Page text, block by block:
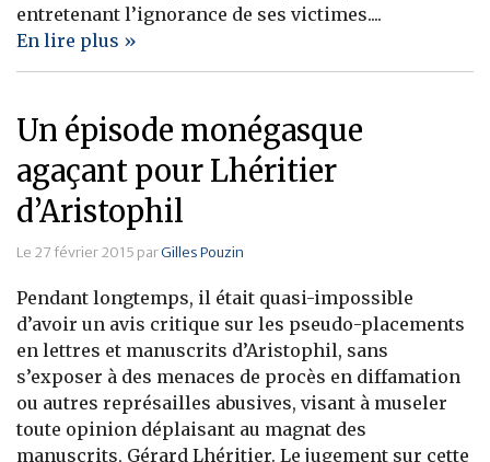
entretenant l’ignorance de ses victimes....
En lire plus »
Un épisode monégasque
agaçant pour Lhéritier
d’Aristophil
Le 27 février 2015 parGilles Pouzin
Pendant longtemps, il était quasi-impossible
d’avoir un avis critique sur les pseudo-placements
en lettres et manuscrits d’Aristophil, sans
s’exposer à des menaces de procès en diffamation
ou autres représailles abusives, visant à museler
toute opinion déplaisant au magnat des
manuscrits, Gérard Lhéritier. Le jugement sur cette